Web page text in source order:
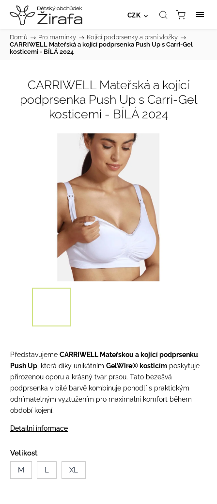
CZK
Domů / Pro maminky / Kojící podprsenky a prsní vložky /
CARRIWELL Mateřská a kojící podprsenka Push Up s Carri-Gel
kosticemi - BÍLÁ 2024
CARRIWELL Mateřská a kojící
podprsenka Push Up s Carri-Gel
kosticemi - BÍLÁ 2024
Představujeme CARRIWELL Mateřskou a kojící podprsenku
Push Up , která díky unikátním GelWire® kosticím poskytuje
přirozenou oporu a krásný tvar prsou. Tato bezešvá
podprsenka v bílé barvě kombinuje pohodlí s praktickým
odnímatelným vyztužením pro maximální komfort během
období kojení.
Detailní informace
Velikost
M
L XL